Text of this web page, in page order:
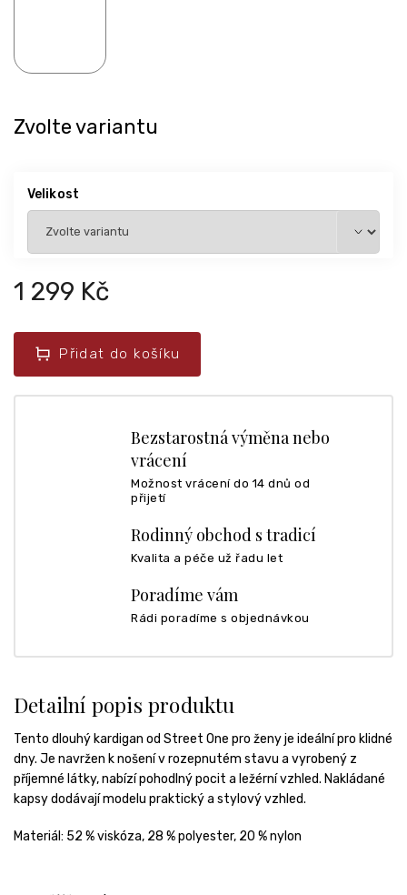
1 299 Kč
Zvolte variantu
Velikost
Přidat do košíku
Bezstarostná výměna nebo
vrácení
Možnost vrácení do 14 dnů od
přijetí
Rodinný obchod s tradicí
Kvalita a péče už řadu let
Poradíme vám
Rádi poradíme s objednávkou
Detailní popis produktu
Tento dlouhý kardigan od Street One pro ženy je ideální pro klidné
dny. Je navržen k nošení v rozepnutém stavu a vyrobený z
příjemné látky, nabízí pohodlný pocit a ležérní vzhled. Nakládané
kapsy dodávají modelu praktický a stylový vzhled.
Materiál: 52 % viskóza, 28 % polyester, 20 % nylon